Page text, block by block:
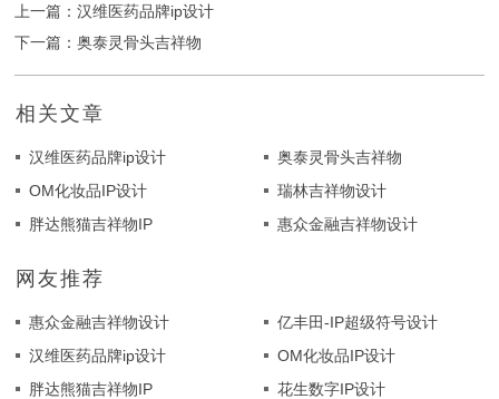
上一篇：汉维医药品牌ip设计
下一篇：奥泰灵骨头吉祥物
相关文章
汉维医药品牌ip设计
奥泰灵骨头吉祥物
OM化妆品IP设计
瑞林吉祥物设计
胖达熊猫吉祥物IP
惠众金融吉祥物设计
网友推荐
惠众金融吉祥物设计
亿丰田-IP超级符号设计
汉维医药品牌ip设计
OM化妆品IP设计
胖达熊猫吉祥物IP
花生数字IP设计